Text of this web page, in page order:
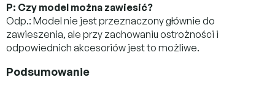
P: Czy model można zawiesić?
Odp.: Model nie jest przeznaczony głównie do
zawieszenia, ale przy zachowaniu ostrożności i
odpowiednich akcesoriów jest to możliwe.
Podsumowanie